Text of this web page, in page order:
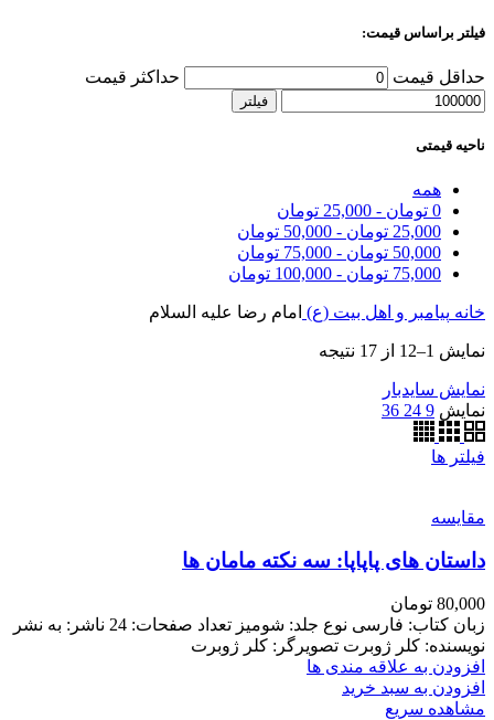
فیلتر براساس قیمت:
حداقل قیمت حداکثر قیمت
فیلتر
ناحیه قیمتی
همه
0 تومان -
25,000 تومان
25,000 تومان -
50,000 تومان
50,000 تومان -
75,000 تومان
75,000 تومان -
100,000 تومان
خانه پیامبر و اهل بیت (ع) امام رضا علیه السلام
نمایش 1–12 از 17 نتیجه
نمایش سایدبار
نمایش 9
24
36
فیلتر ها
مقایسه
داستان های پاپاپا: سه نکته مامان ها
80,000 تومان
زبان کتاب: فارسی نوع جلد: شومیز تعداد صفحات: 24 ناشر: به نشر
نویسنده: کلر ژوبرت تصویرگر: کلر ژوبرت
افزودن به علاقه مندی ها
افزودن به سبد خرید
مشاهده سریع